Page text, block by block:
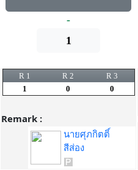
-
1
R 1 R 2
R 3
1
0 0
Remark :
นายศุภกิตติ์
สีส่อง